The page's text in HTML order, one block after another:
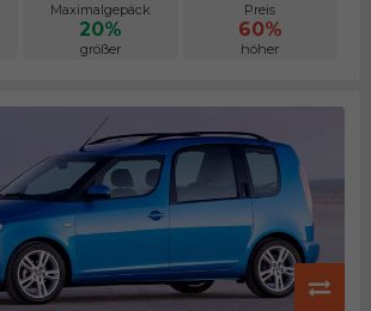
Maximalgepäck
20%
größer
Preis
60%
höher